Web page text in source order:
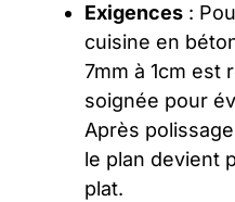
Exigences :
cuisine en
7mm à 1cm est
soignée pour
Après
le plan devient
plat.